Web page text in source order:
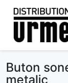
Buton
metalic